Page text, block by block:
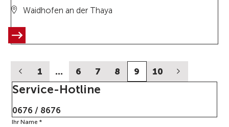
Waidhofen an der Thaya
1 … 6 7 8 9 10
Service-Hotline
0676 / 8676
Ihr Name *
b